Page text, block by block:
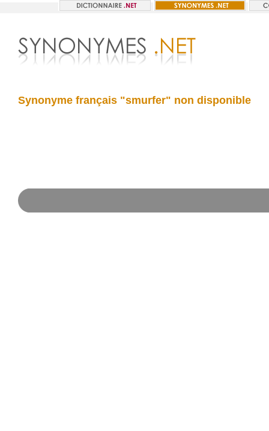
Synonyme français "smurfer" non disponible